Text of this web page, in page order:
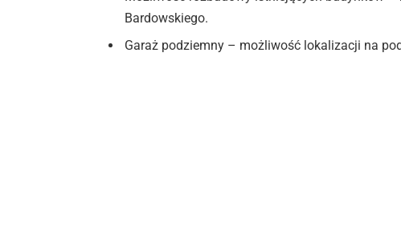
Bardowskiego.
Garaż podziemny – możliwość lokalizacji na